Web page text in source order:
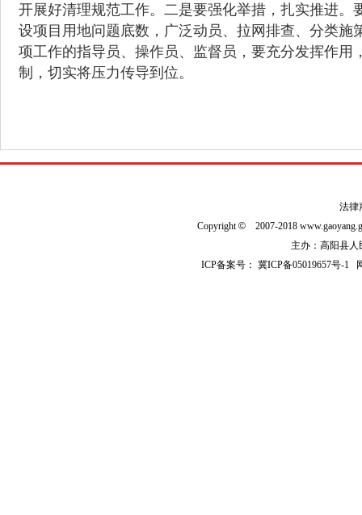
开展好清理规范工作。二是要强化举措，扎实推进
设项目用地问题底数，广泛动员、拉网排查、分类
项工作的指导员、操作员、监督员，要充分发挥作
制，切实将压力传导到位。
法律
Copyright© 2007-2018
主办：高阳县人
ICP备案号：冀ICP备05019657号-1